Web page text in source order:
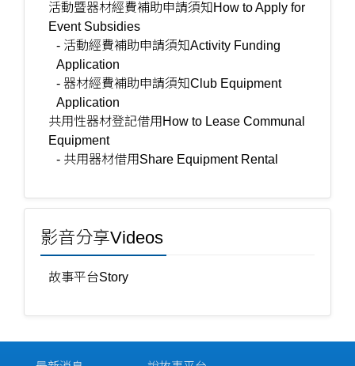
活動暨器材經費補助申請須知How to Apply for
Event Subsidies
- 活動經費補助申請須知Activity Funding
Application
- 器材經費補助申請須知Club Equipment
Application
共用性器材登記借用How to Lease Communal
Equipment
- 共用器材借用Share Equipment Rental
影音分享Videos
故事平台Story